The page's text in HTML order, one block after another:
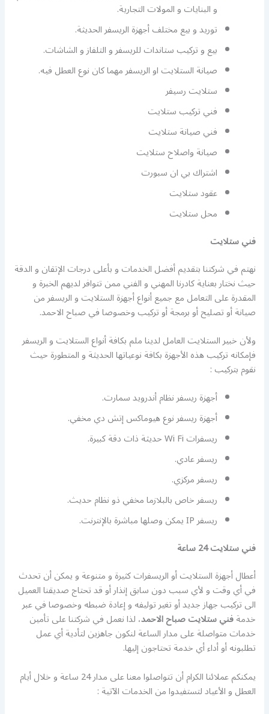
و البنايات و المولات التجارية.
توريد و بيع مختلف أجهزة الريسفر الحديثة.
بيع و تركيب ستاندات للريسفر و التلفاز و الشاشات.
صيانة الستلايت او الريسفر مهما كان نوع العطل فيه.
ستلايت رسيفر
فني تركيب ستلايت
فني صيانة ستلايت
صيانة واصلاح ستلايت
اشتراك بي ان سبورت
عقود ستلايت
محل ستلايت
فني ستلايت
نهتم في شركتنا بتقديم أفضل الخدمات و بأعلى درجات الإتقان و الدقة
حيث نختار بعناية كادرنا المهني و الفني ممن تتوافر لديهم الخبرة و
المقدرة على التعامل مع جميع أنواع أجهزة الستلايت و الريسفر من
صيانة أو تصليح أو برمجة أو تركيب وخصوصا في صباح الاحمد.
ولأن خبير الستلايت العامل لدينا ملم بكافة أنواع الستلايت و الريسفر
فإمكانه تركيب هذه الأجهزة بكافة نوعياتها الحديثة و المتطورة حيث
نقوم بتركيب :
أجهزة ريسفر نظام أندرويد سمارت.
أجهزة ريسفر نوع هيوماكس إتش دي مخفي.
ريسفرات Wi Fi حديثة ذات دقة كبيرة.
ريسفر عادي.
ريسفر مركزي.
ريسفر خاص بالبلازما مخفي ذو نظام حديث.
ريسفر IP يمكن وصلها مباشرة بالإنترنت.
فني ستلايت 24 ساعة
أعطال أجهزة الستلايت أو الريسفرات كثيرة و متنوعة و يمكن أن تحدث
في أي وقت و لأي سبب دون سابق إنذار أو قد تحتاج صديقنا العميل
الى تركيب جهاز جديد أو تغير توليفه و إعادة ضبطه وخصوصا في عبر
خدمةفني ستلايت صباح الاحمد، لذا نعمل في شركتنا على تأمين
خدمات متواصلة على مدار الساعة لنكون جاهزين لتأدية أي عمل
تطلبونه أو أداء أي خدمة تحتاجون إليها.
يمكنكم عملائنا الكرام أن تتواصلوا معنا على مدار 24 ساعة و خلال أيام
العطل و الأعياد لتستفيدوا من الخدمات الآتية :